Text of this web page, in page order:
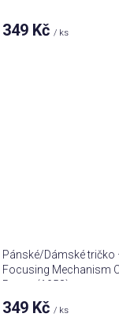
349 Kč/ ks
Pánské/Dámské tričko
Focusing Mechanism
Patent (1958)
349 Kč / ks